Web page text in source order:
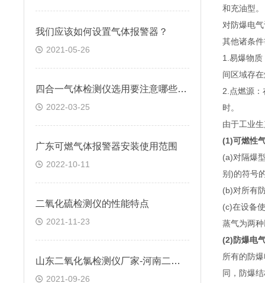
我们应该如何设置气体报警器？
2021-05-26
四合一气体检测仪选用要注意哪些要点？
2022-03-25
广东可燃气体报警器安装使用范围
2022-10-11
二氧化硫检测仪的性能特点
2021-11-23
山东二氧化氯检测仪厂家-河南二氧化氯检测仪价格多少钱
2021-09-26
和充油型。
对防爆电
其他诸条
1.易爆物
间区域存
2.点燃源
时。
由于工业
(1)可燃性
(a)对隔爆
别)的符号
(b)对所有
(c)在设备
蒸气为两
(2)防爆电
所有的防
同，防爆